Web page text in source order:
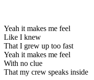
Yeah it makes me feel
Like I knew
That I grew up too fast
Yeah it makes me feel
With no clue
That my crew speaks inside